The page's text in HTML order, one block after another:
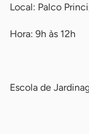
Local: Palco
Hora: 9h às 12h
Escola de